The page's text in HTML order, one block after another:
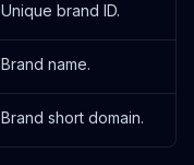
Unique brand ID.
Brand name.
Brand short domain.